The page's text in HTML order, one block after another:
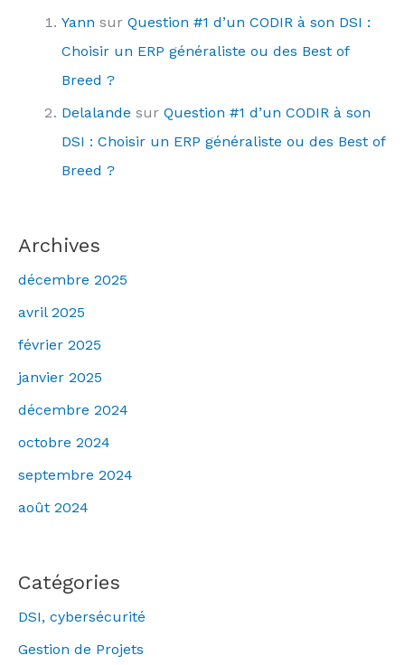
Yann sur Question #1 d’un CODIR à son DSI :
Choisir un ERP généraliste ou des Best of
Breed ?
Delalande sur Question #1 d’un CODIR à son
DSI : Choisir un ERP généraliste ou des Best of
Breed ?
Archives
décembre 2025
avril 2025
février 2025
janvier 2025
décembre 2024
octobre 2024
septembre 2024
août 2024
Catégories
DSI, cybersécurité
Gestion de Projets